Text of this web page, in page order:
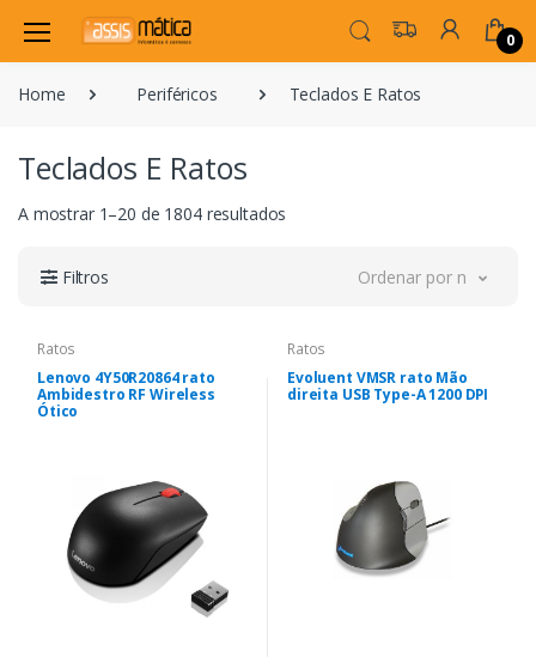
0
Home Periféricos Teclados E Ratos
Teclados E Ratos
A mostrar 1–20 de 1804 resultados
Filtros Ordenar por novidade
Ratos
Lenovo 4Y50R20864 rato
Ambidestro RF Wireless
Ótico
Ratos
Evoluent VMSR rato Mão
direita USB Type-A 1200 DPI